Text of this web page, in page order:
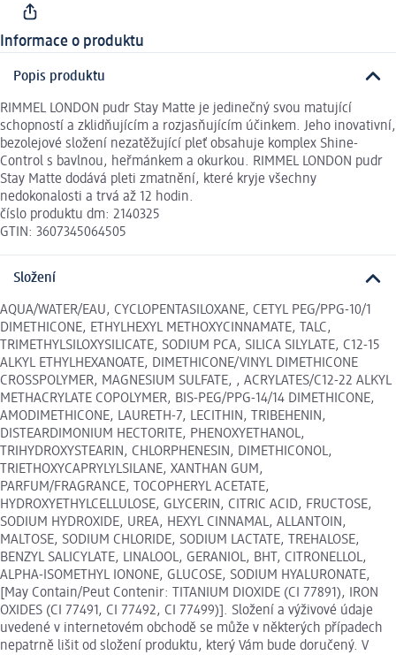
Informace o produktu
Popis produktu
RIMMEL LONDON pudr Stay Matte je jedinečný svou matující
schopností a zklidňujícím a rozjasňujícím účinkem. Jeho inovativní,
bezolejové složení nezatěžující pleť obsahuje komplex Shine-
Control s bavlnou, heřmánkem a okurkou. RIMMEL LONDON pudr
Stay Matte dodává pleti zmatnění, které kryje všechny
nedokonalosti a trvá až 12 hodin.
číslo produktu dm: 2140325
GTIN: 3607345064505
Složení
AQUA/WATER/EAU, CYCLOPENTASILOXANE, CETYL PEG/PPG-10/1
DIMETHICONE, ETHYLHEXYL METHOXYCINNAMATE, TALC,
TRIMETHYLSILOXYSILICATE, SODIUM PCA, SILICA SILYLATE, C12-15
ALKYL ETHYLHEXANOATE, DIMETHICONE/VINYL DIMETHICONE
CROSSPOLYMER, MAGNESIUM SULFATE, , ACRYLATES/C12-22 ALKYL
METHACRYLATE COPOLYMER, BIS-PEG/PPG-14/14 DIMETHICONE,
AMODIMETHICONE, LAURETH-7, LECITHIN, TRIBEHENIN,
DISTEARDIMONIUM HECTORITE, PHENOXYETHANOL,
TRIHYDROXYSTEARIN, CHLORPHENESIN, DIMETHICONOL,
TRIETHOXYCAPRYLYLSILANE, XANTHAN GUM,
PARFUM/FRAGRANCE, TOCOPHERYL ACETATE,
HYDROXYETHYLCELLULOSE, GLYCERIN, CITRIC ACID, FRUCTOSE,
SODIUM HYDROXIDE, UREA, HEXYL CINNAMAL, ALLANTOIN,
MALTOSE, SODIUM CHLORIDE, SODIUM LACTATE, TREHALOSE,
BENZYL SALICYLATE, LINALOOL, GERANIOL, BHT, CITRONELLOL,
ALPHA-ISOMETHYL IONONE, GLUCOSE, SODIUM HYALURONATE,
[May Contain/Peut Contenir: TITANIUM DIOXIDE (CI 77891), IRON
OXIDES (CI 77491, CI 77492, CI 77499)]. Složení a výživové údaje
uvedené v internetovém obchodě se může v některých případech
nepatrně lišit od složení produktu, který Vám bude doručený. V